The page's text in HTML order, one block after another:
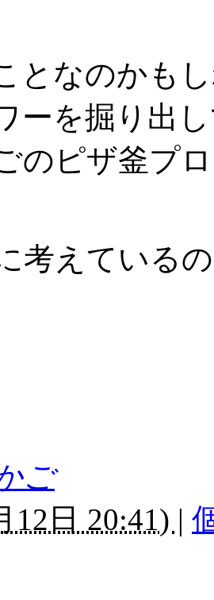
となのかも
ーを掘り出
のピザ釜プ
考えている
ご
12日 20:41) |